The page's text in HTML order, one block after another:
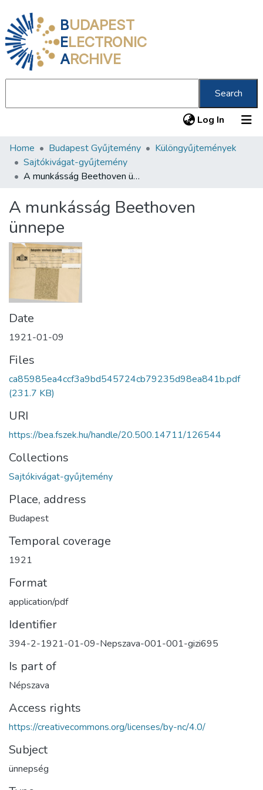
BUDAPEST
ELECTRONIC
ARCHIVE
Search
Log In (current)
Communities & Collections
All of DSpace
About us
Home Budapest Gyűjtemény
Különgyűjtemények
Sajtókivágat-gyűjtemény
A munkásság Beethoven ünnepe
A munkásság Beethoven
ünnepe
Date
1921-01-09
Files
ca85985ea4ccf3a9bd545724cb79235d98ea841b.pdf
(231.7 KB)
URI
https://bea.fszek.hu/handle/20.500.14711/126544
Collections
Sajtókivágat-gyűjtemény
Place, address
Budapest
Temporal coverage
1921
Format
application/pdf
Identifier
394-2-1921-01-09-Nepszava-001-001-gizi695
Is part of
Népszava
Access rights
https://creativecommons.org/licenses/by-nc/4.0/
Subject
ünnepség